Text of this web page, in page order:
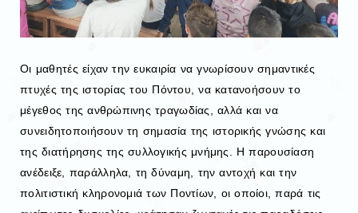
Οι μαθητές είχαν την ευκαιρία να γνωρίσουν σημαντικές
πτυχές της ιστορίας του Πόντου, να κατανοήσουν το
μέγεθος της ανθρώπινης τραγωδίας, αλλά και να
συνειδητοποιήσουν τη σημασία της ιστορικής γνώσης και
της διατήρησης της συλλογικής μνήμης. Η παρουσίαση
ανέδειξε, παράλληλα, τη δύναμη, την αντοχή και την
πολιτιστική κληρονομιά των Ποντίων, οι οποίοι, παρά τις